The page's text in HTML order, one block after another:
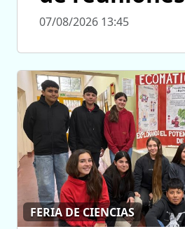
07/08/2026 13:45
FERIA DE CIENCIAS